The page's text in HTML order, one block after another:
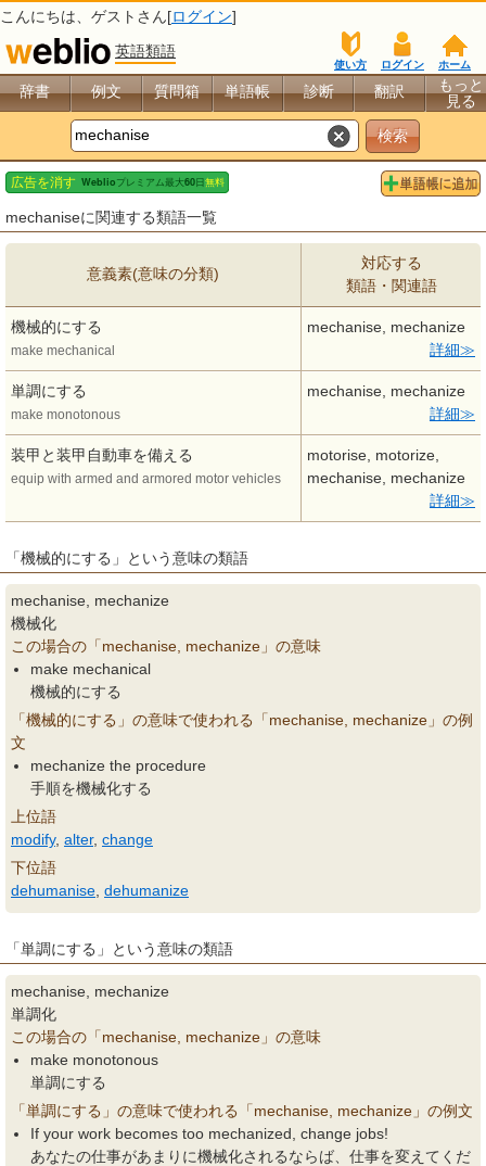
こんにちは、 ゲスト さん[ログイン]
英語類語
ホーム
ログイン
使い方
辞書 例文 質問箱 単語帳 診断 翻訳
もっと
見る
mechaniseに関連する類語一覧
意義素(意味の分類)
対応する
類語・関連語
機械的にする
make mechanical
mechanise, mechanize
詳細
単調にする
make monotonous
mechanise, mechanize
詳細
装甲と装甲自動車を備える
equip with armed and armored motor vehicles
motorise, motorize,
mechanise, mechanize
詳細
「機械的にする」という意味の類語
mechanise, mechanize
機械化
この場合の「mechanise, mechanize」の意味
make mechanical
機械的にする
「機械的にする」の意味で使われる「mechanise, mechanize」の例
文
mechanize the procedure
手順を機械化する
上位語
modify, alter, change
下位語
dehumanise dehumanize
「単調にする」という意味の類語
mechanise, mechanize
単調化
この場合の「mechanise, mechanize」の意味
make monotonous
単調にする
「単調にする」の意味で使われる「mechanise, mechanize」の例文
If your work becomes too mechanized, change jobs!
あなたの仕事があまりに機械化されるならば、仕事を変えてくだ